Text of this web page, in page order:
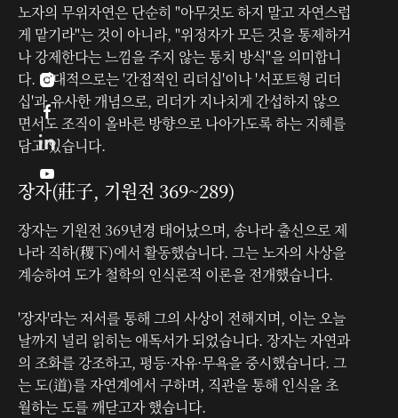
노자의 무위자연은 단순히 "아무것도 하지 말고 자연스럽
게 맡기라"는 것이 아니라, "위정자가 모든 것을 통제하거
나 강제한다는 느낌을 주지 않는 통치 방식"을 의미합니
다. 현대적으로는 '간접적인 리더십'이나 '서포트형 리더
십'과 유사한 개념으로, 리더가 지나치게 간섭하지 않으
면서도 조직이 올바른 방향으로 나아가도록 하는 지혜를
담고 있습니다.
장자(莊子, 기원전 369~289)
장자는 기원전 369년경 태어났으며, 송나라 출신으로 제
나라 직하(稷下)에서 활동했습니다. 그는 노자의 사상을
계승하여 도가 철학의 인식론적 이론을 전개했습니다.
'장자'라는 저서를 통해 그의 사상이 전해지며, 이는 오늘
날까지 널리 읽히는 애독서가 되었습니다. 장자는 자연과
의 조화를 강조하고, 평등·자유·무욕을 중시했습니다. 그
는 도(道)를 자연계에서 구하며, 직관을 통해 인식을 초
월하는 도를 깨닫고자 했습니다.


